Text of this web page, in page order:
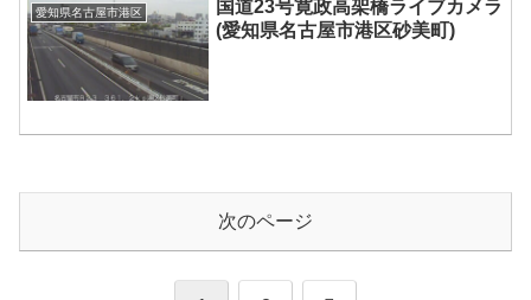
愛知県名古屋市港区
国道23号寛政高架橋ライブカメラ
(愛知県名古屋市港区砂美町)
次のページ